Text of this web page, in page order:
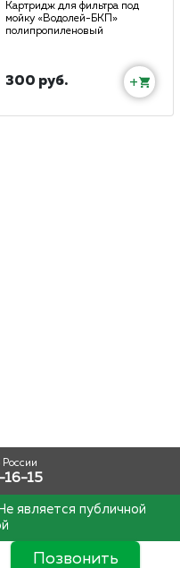
Картридж для фильтра под
мойку «Водолей-БКП»
полипропиленовый
300 руб. +
16-15
является публичной
Позвонить